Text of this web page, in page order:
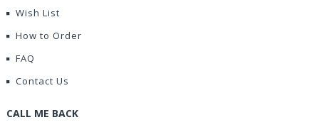
Wish List
How to Order
FAQ
Contact Us
CALL ME BACK